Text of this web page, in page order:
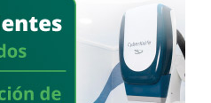
trincheras.
que recorrió
unas islas donde vivían